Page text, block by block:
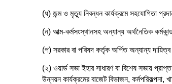
(ধ) জন্ম ও মৃত্যু নিবন্ধন কার্যক্রমে সহযোগিতা
(ন) আত্ম-কর্মসংস্থানসহ অন্যান্য অর্থনৈতিক
(প) সরকার বা পরিষদ কর্তৃক অর্পিত অন্যান্য
(২) ওয়ার্ড সভা ইহার সাধারণ বা বিশেষ সভায়
উন্নয়ন কার্যক্রমের বাজেট বিভাজন,